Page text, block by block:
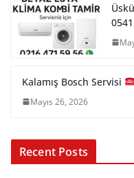
Kalamış Bosch Servisi
Mayıs 26, 2026
Recent Posts